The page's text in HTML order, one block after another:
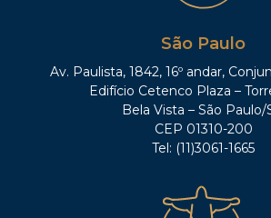
São Paulo
Av. Paulista, 1842, 16º andar,
Edifício Cetenco Plaza –
Bela Vista – São Paulo/
CEP 01310-200
Tel: (11)3061-1665